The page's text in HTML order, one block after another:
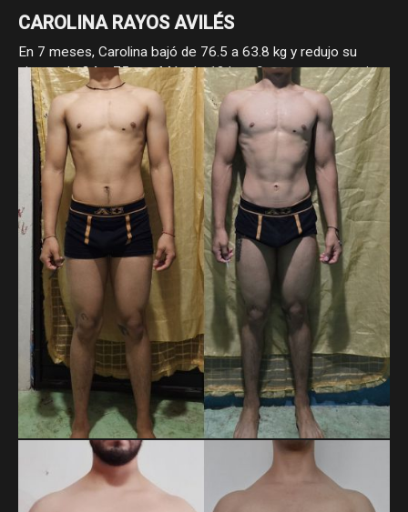
CAROLINA RAYOS AVILÉS
En 7 meses, Carolina bajó de 76.5 a 63.8 kg y redujo su
cintura de 84 a 75 cm. Más de 12 kg y 9 cm menos, gracias
a su constancia y compromiso con el proceso. Los cambios
reales llegan cuando se trabaja con enfoque.
RICARDO YAHIR ROJAS RUIZ
En 14 meses, Ricardo pasó de 71.8 a 65.5 kg y redujo su